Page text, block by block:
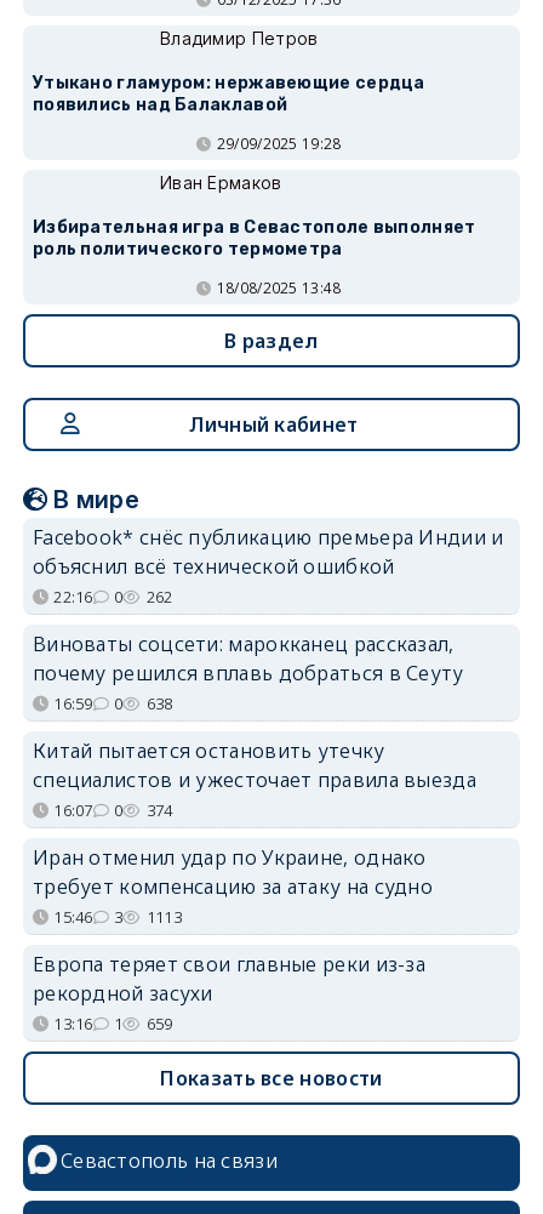
Владимир Петров
Утыкано гламуром: нержавеющие сердца
появились над Балаклавой
29/09/2025 19:28
Иван Ермаков
Избирательная игра в Севастополе выполняет
роль политического термометра
18/08/2025 13:48
В раздел
Личный кабинет
В мире
Facebook* снёс публикацию премьера Индии и
объяснил всё технической ошибкой
22:16 0 262
Виноваты соцсети: марокканец рассказал,
почему решился вплавь добраться в Сеуту
16:59 0 638
Китай пытается остановить утечку
специалистов и ужесточает правила выезда
16:07 0 374
Иран отменил удар по Украине, однако
требует компенсацию за атаку на судно
15:46 3 1113
Европа теряет свои главные реки из-за
рекордной засухи
13:16 1 659
Показать все новости
Севастополь на связи